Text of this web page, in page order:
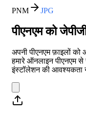
PNM JPG
पीएनएम को
अपनी पीएनएम फ़ाइलों
हमारे ऑनलाइन पीएनएम
इंस्टॉलेशन की आवश्यकता